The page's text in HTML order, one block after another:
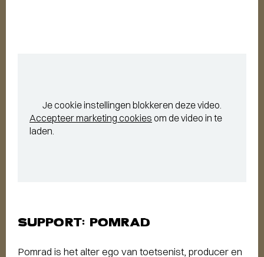
Je cookie instellingen blokkeren deze video.
Accepteer marketing cookies om de video in te
laden.
SUPPORT: POMRAD
Pomrad is het alter ego van toetsenist, producer en